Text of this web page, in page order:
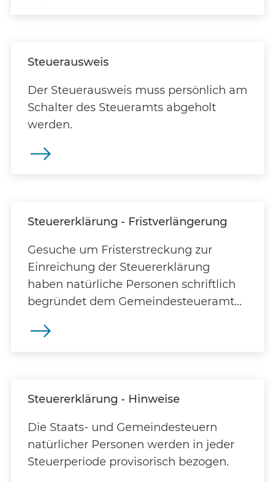
Steuerausweis
Der Steuerausweis muss persönlich am
Schalter des Steueramts abgeholt
werden.
Steuererklärung - Fristverlängerung
Gesuche um Fristerstreckung zur
Einreichung der Steuererklärung
haben natürliche Personen schriftlich
begründet dem Gemeindesteueramt
Steuererklärung - Hinweise
Die Staats- und Gemeindesteuern
natürlicher Personen werden in jeder
Steuerperiode provisorisch bezogen.